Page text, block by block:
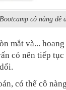
cô nàng dễ
mắt và...
có nên tiếp
có thể cô